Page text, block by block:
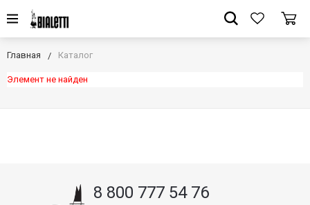
Главная Каталог
Элемент не найден
8 800 777 54 76